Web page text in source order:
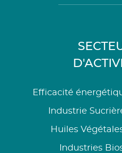
Efficacité
Industrie
Huiles
Industries